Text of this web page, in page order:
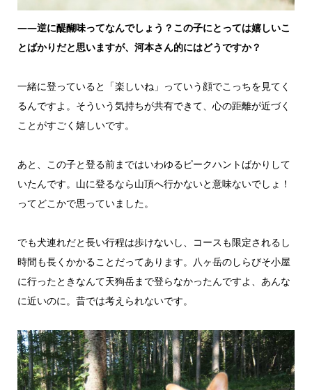
——逆に醍醐味ってなんでしょう？この子にとっては嬉しいこ
とばかりだと思いますが、河本さん的にはどうですか？
一緒に登っていると「楽しいね」っていう顔でこっちを見てく
るんですよ。そういう気持ちが共有できて、心の距離が近づく
ことがすごく嬉しいです。
あと、この子と登る前まではいわゆるピークハントばかりして
いたんです。山に登るなら山頂へ行かないと意味ないでしょ！
ってどこかで思っていました。
でも犬連れだと長い行程は歩けないし、コースも限定されるし
時間も長くかかることだってあります。八ヶ岳のしらびそ小屋
に行ったときなんて天狗岳まで登らなかったんですよ、あんな
に近いのに。昔では考えられないです。